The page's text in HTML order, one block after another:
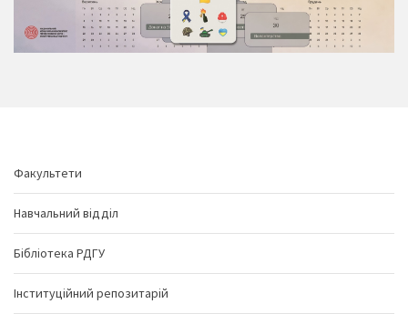
Факультети
Навчальний відділ
Бібліотека РДГУ
Інституційний репозитарій